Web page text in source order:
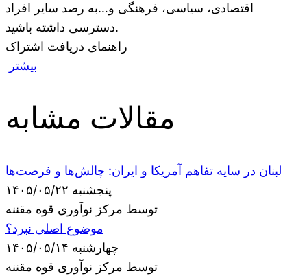
اقتصادی، سیاسی، فرهنگی و…به رصد سایر افراد
دسترسی داشته باشید.
راهنمای دریافت اشتراک
بیشتر
مقالات مشابه
لبنان در سایه تفاهم آمریکا و ایران: چالش‌ها و فرصت‌ها
پنجشنبه ۱۴۰۵/۰۵/۲۲
توسط مرکز نوآوری قوه مقننه
موضوع اصلی نبرد؟
چهارشنبه ۱۴۰۵/۰۵/۱۴
توسط مرکز نوآوری قوه مقننه